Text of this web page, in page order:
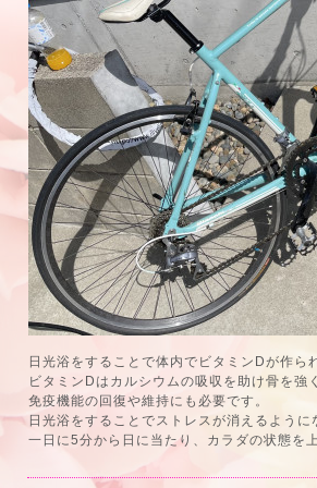
日光浴をすることで体内でビタミンDが作ら
ビタミンDはカルシウムの吸収を助け骨を
免疫機能の回復や維持にも必要です。
日光浴をすることでストレスが消えるように
一日に5分から日に当たり、カラダの状態を